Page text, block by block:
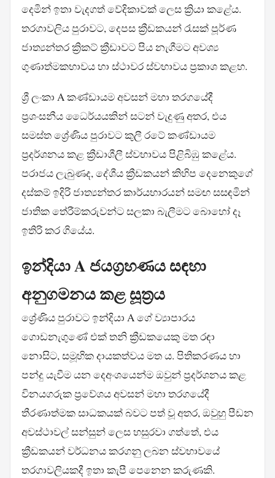
දෙමින් ඉතා වැදගත් වේදිකාවක් ලෙස ක්‍රියා කළේය.
තරගාවලිය පුරාවට, දෙපස ක්‍රීඩකයන් රැසක් පූර්ණ
ජාත්‍යන්තර ක්‍රිකට් ක්‍රීඩාවට පිය නැගීමට අවශ්‍ය
ගුණාත්මකභාවය හා ස්ථාවර ස්වභාවය ප්‍රකාශ කළහ.
ශ්‍රී ලංකා A කණ්ඩායම අවසන් මහා තරගයේදී
ප්‍රශංසනීය ධෛර්යයකින් සටන් වැදුණු අතර, එය
සමස්ත ශ්‍රේණිය පුරාවට කුලී රටේ කණ්ඩායම
ප්‍රදර්ශනය කළ ක්‍රීඩාශීලී ස්වභාවය පිළිබිඹු කළේය.
පරාජය ලැබුණද, දේශීය ක්‍රීඩකයන් කිහිප දෙනෙකුගේ
දස්කම් ඉදිරි ජාත්‍යන්තර කාර්යභාරයන් සමඟ සසඳමින්
ජාතික තේරීම්කරුවන්ට සලකා බැලීමට බොහෝ දෑ
ඉතිරි කර ගියේය.
ඉන්දියා A ජයග්‍රහණය සඳහා
අනුගමනය කළ සූත්‍රය
ශ්‍රේණිය පුරාවට ඉන්දියා A ගේ ව්‍යාපාරය
ගොඩනැගුණේ එක් තනි ක්‍රීඩකයෙකු මත රඳා
නොසිට, සමූහික දායකත්වය මත ය. පිතිකරණය හා
පන්දු යැවීම යන දෙඅංශයෙන්ම ඔවුන් ප්‍රදර්ශනය කළ
විනයගරුක ප්‍රවේශය අවසන් මහා තරගයේදී
තීරණාත්මක සාධකයක් බවට පත් වූ අතර, ඔවුහු පීඩන
අවස්ථාවල් සන්සුන් ලෙස හසුරවා ගත්තේ, එය
ක්‍රීඩකයන් වර්ධනය කරගනු ලබන ස්වභාවයේ
තරගාවලියකදී ඉතා කැපී පෙනෙන කරුණකි.